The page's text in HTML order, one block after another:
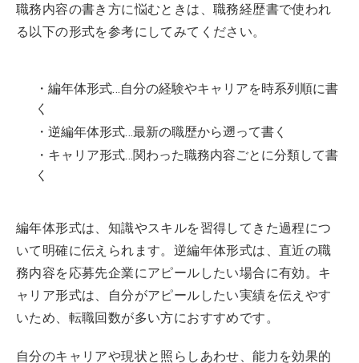
職務内容の書き方に悩むときは、職務経歴書で使われ
る以下の形式を参考にしてみてください。
・編年体形式…自分の経験やキャリアを時系列順に書
く
・逆編年体形式…最新の職歴から遡って書く
・キャリア形式…関わった職務内容ごとに分類して書
く
編年体形式は、知識やスキルを習得してきた過程につ
いて明確に伝えられます。逆編年体形式は、直近の職
務内容を応募先企業にアピールしたい場合に有効。キ
ャリア形式は、自分がアピールしたい実績を伝えやす
いため、転職回数が多い方におすすめです。
自分のキャリアや現状と照らしあわせ、能力を効果的